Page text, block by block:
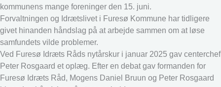
kommunens mange foreninger den 15. juni.
Forvaltningen og Idrætslivet i Furesø Kommune har tidligere
givet hinanden håndslag på at arbejde sammen om at løse
samfundets vilde problemer.
Ved Furesø Idræts Råds nytårskur i januar 2025 gav centerchef
Peter Rosgaard et oplæg. Efter en debat gav formanden for
Furesø Idræts Råd, Mogens Daniel Bruun og Peter Rosgaard